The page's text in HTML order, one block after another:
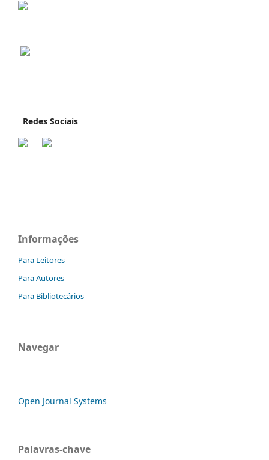
Redes Sociais
Informações
Para Leitores
Para Autores
Para Bibliotecários
Navegar
Open Journal Systems
Palavras-chave